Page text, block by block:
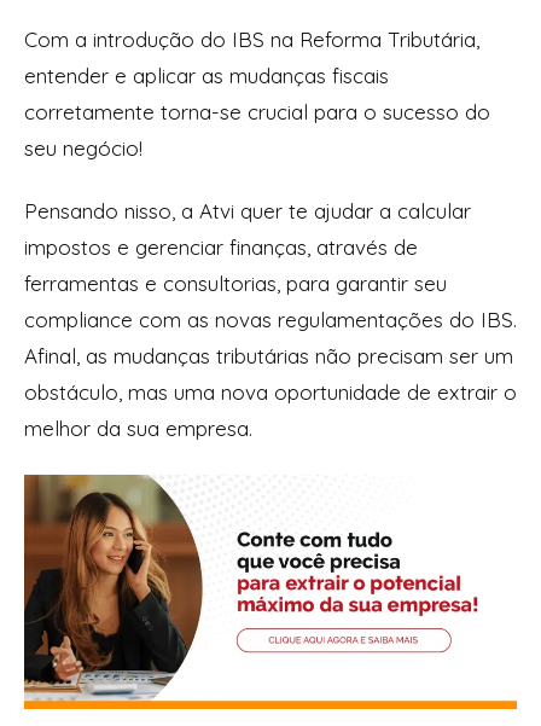
Com a introdução do IBS na Reforma Tributária,
entender e aplicar as mudanças fiscais
corretamente torna-se crucial para o sucesso do
seu negócio!
Pensando nisso, a Atvi quer te ajudar a calcular
impostos e gerenciar finanças, através de
ferramentas e consultorias, para garantir seu
compliance com as novas regulamentações do IBS.
Afinal, as mudanças tributárias não precisam ser um
obstáculo, mas uma nova oportunidade de extrair o
melhor da sua empresa.